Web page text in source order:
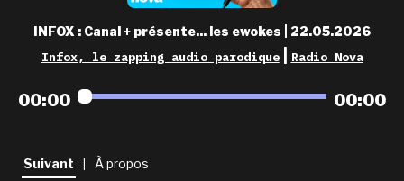
nova aime
les grilles
playlists
newsletter
INFOX : Canal + présente... les ewokes | 22.05.2026
Infox, le zapping audio parodique Radio Nova
00:00 00:00
Suivant À propos